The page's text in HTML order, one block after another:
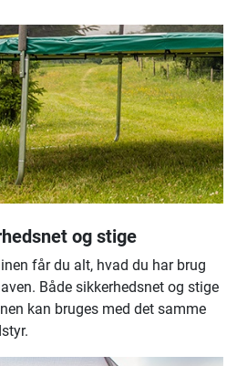
og stige
får du alt, hvad du har brug
Både sikkerhedsnet og stige
kan bruges med det samme